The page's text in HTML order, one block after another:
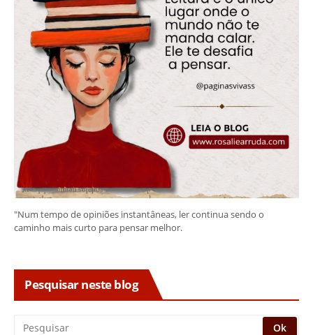
"Num tempo de opiniões instantâneas, ler continua sendo o
caminho mais curto para pensar melhor.
Pesquisar neste blog